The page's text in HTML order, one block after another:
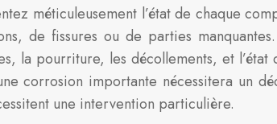
méticuleusement l’état de chaque
de fissures ou de parties
la pourriture, les décollements, et
corrosion importante nécessitera un
une intervention particulière.